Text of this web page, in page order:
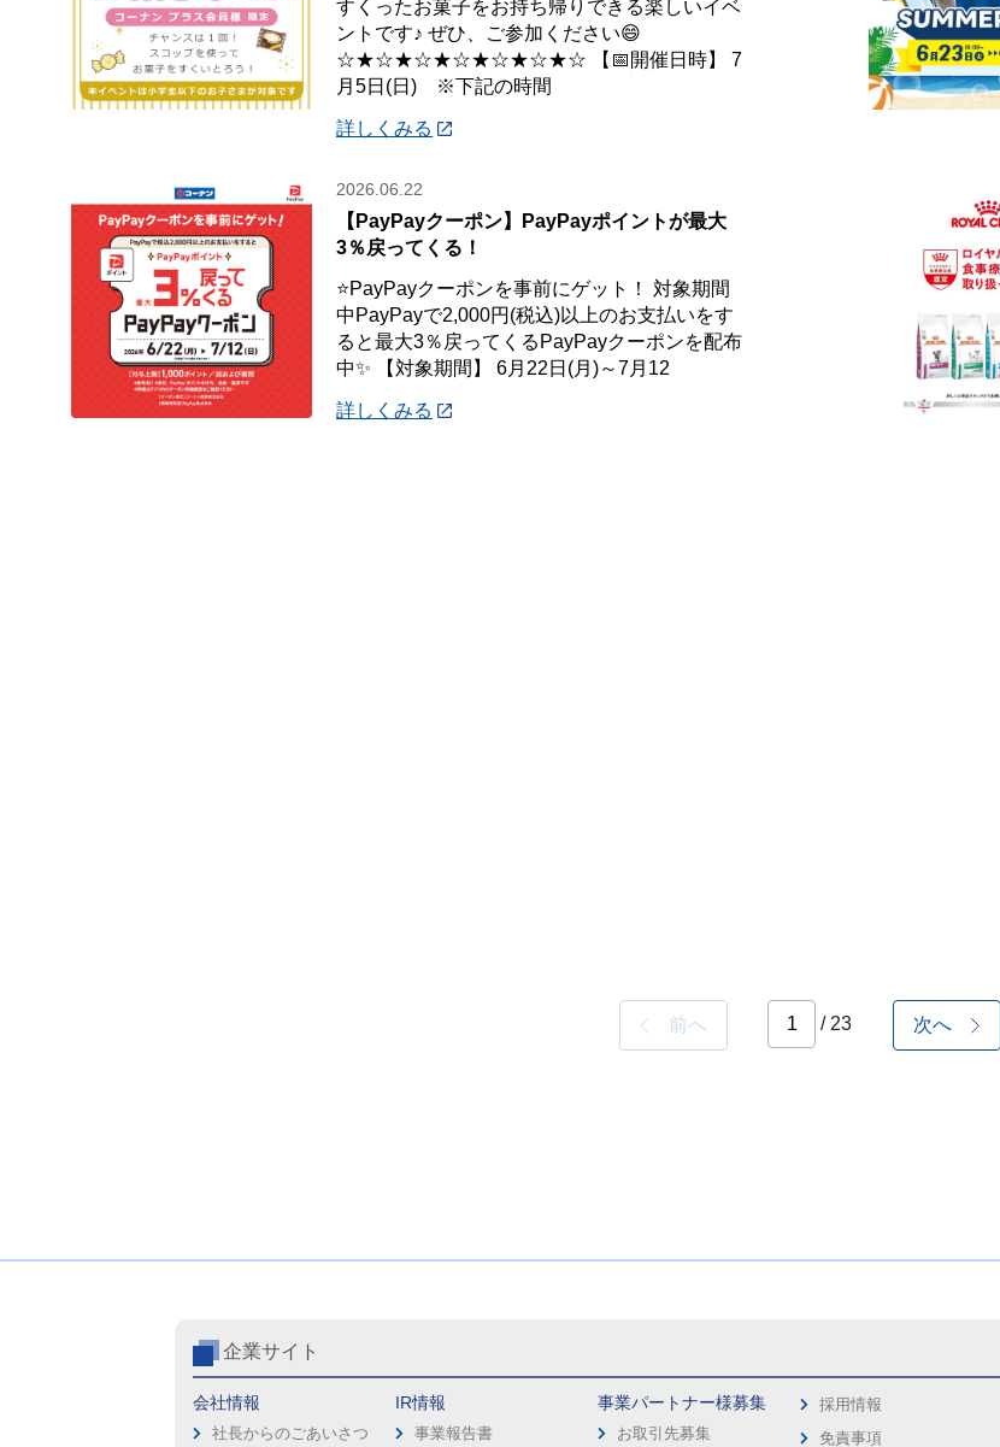
すくったお菓子をお持ち帰りできる楽しいイベ
ントです♪ ぜひ、ご参加ください😄
☆★☆★☆★☆★☆★☆★☆ 【📅開催日時】 7
月5日(日) ※下記の時間
詳しくみる
2026.06.22
【PayPayクーポン】PayPayポイントが最大
3％戻ってくる！
⭐PayPayクーポンを事前にゲット！ 対象期間
中PayPayで2,000円(税込)以上のお支払いをす
ると最大3％戻ってくるPayPayクーポンを配布
中✨ 【対象期間】 6月22日(月)～7月12
詳しくみる
前へ / 23 次へ
企業サイト
会社情報
社長からのごあいさつ
IR情報
事業報告書
事業パートナー様募集
お取引先募集
採用情報
免責事項